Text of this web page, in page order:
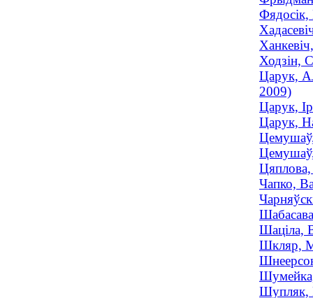
Фядосік,
Ходзін,
Царук,
2009)
Царук,
Царук,
Цемушаў,
Цяплова,
Чапко,
Шаціла,
Шкляр,
Шумейка,
Шупляк,